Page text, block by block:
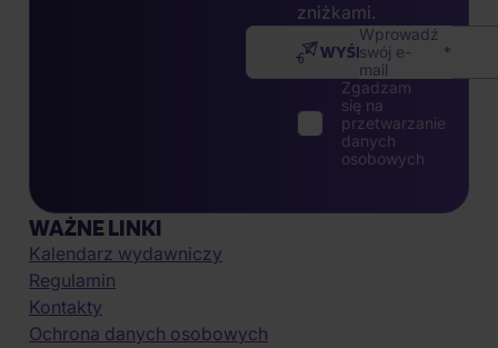
zniżkami.
Wprowadź
swój e-
mail
WYŚLIJ
Zgadzam
się na
przetwarzanie
danych
osobowych
WAŻNE LINKI
Kalendarz wydawniczy
Regulamin
Kontakty
Ochrona danych osobowych